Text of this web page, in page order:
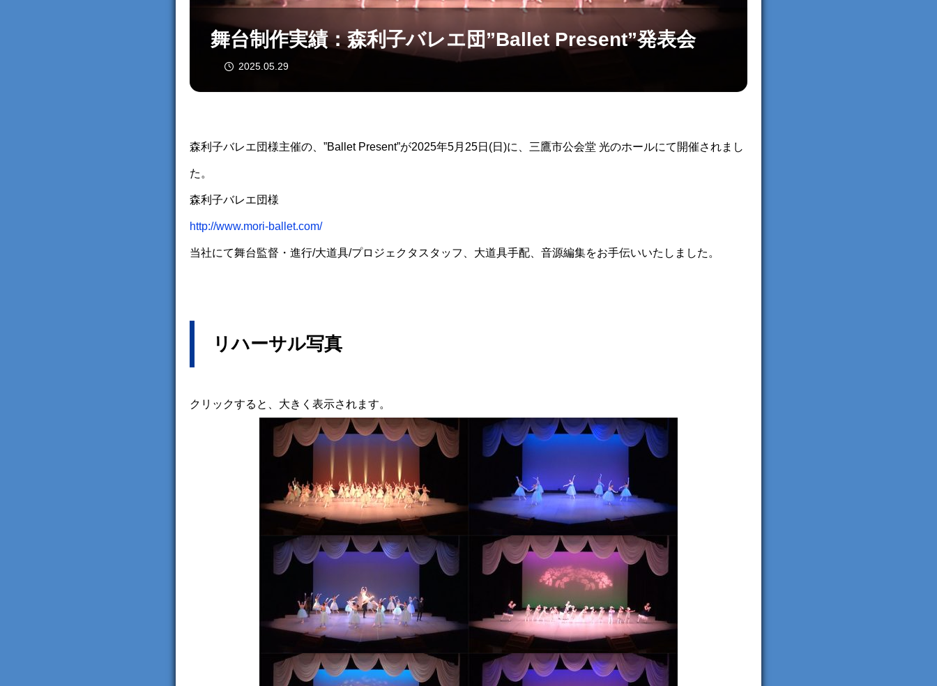
舞台制作実績：森利子バレエ団”Ballet Present”発表会
2025.05.29
森利子バレエ団様主催の、”Ballet Present”が2025年5月25日(日)に、三鷹市公会堂 光のホールにて開催されまし
た。
森利子バレエ団様
http://www.mori-ballet.com/
当社にて舞台監督・進行/大道具/プロジェクタスタッフ、大道具手配、音源編集をお手伝いいたしました。
リハーサル写真
クリックすると、大きく表示されます。